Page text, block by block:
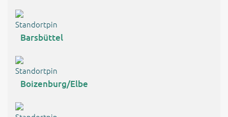
Barsbüttel
Boizenburg/Elbe